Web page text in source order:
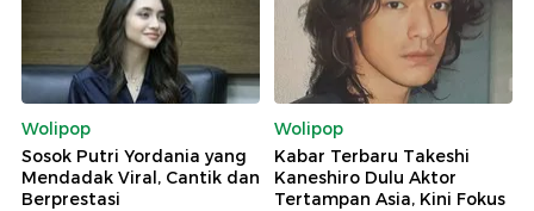
Wolipop
Sosok Putri Yordania yang
Mendadak Viral, Cantik dan
Berprestasi
Wolipop
Kabar Terbaru Takeshi
Kaneshiro Dulu Aktor
Tertampan Asia, Kini Fokus